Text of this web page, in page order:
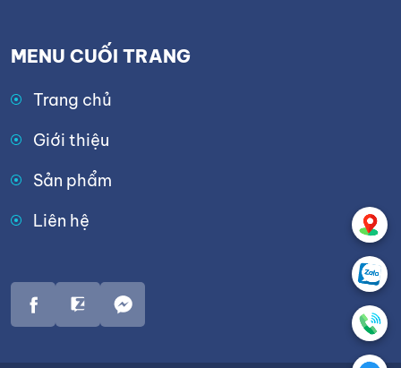
MENU CUỐI TRANG
Trang chủ
Giới thiệu
Sản phẩm
Liên hệ